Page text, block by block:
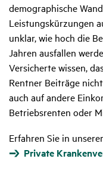
demographische
Leistungskürzungen
unklar, wie hoch die
Jahren ausfallen
Versicherte wissen,
Rentner Beiträge
auch auf andere
Betriebsrenten oder
Erfahren Sie in
Private